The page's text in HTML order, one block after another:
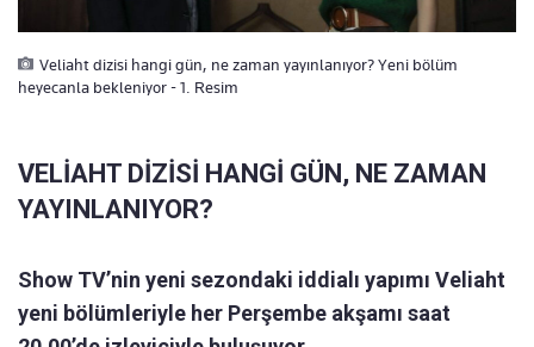
Veliaht dizisi hangi gün, ne zaman yayınlanıyor? Yeni bölüm
heyecanla bekleniyor - 1. Resim
VELİAHT DİZİSİ HANGİ GÜN, NE ZAMAN
YAYINLANIYOR?
Show TV’nin yeni sezondaki iddialı yapımı Veliaht
yeni bölümleriyle her Perşembe akşamı saat